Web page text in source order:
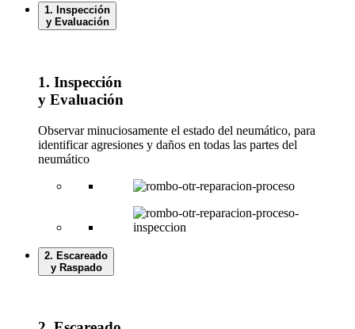
1. Inspección
y Evaluación
1. Inspección
y Evaluación
Observar minuciosamente el estado del neumático, para
identificar agresiones y daños en todas las partes del
neumático
2. Escareado
y Raspado